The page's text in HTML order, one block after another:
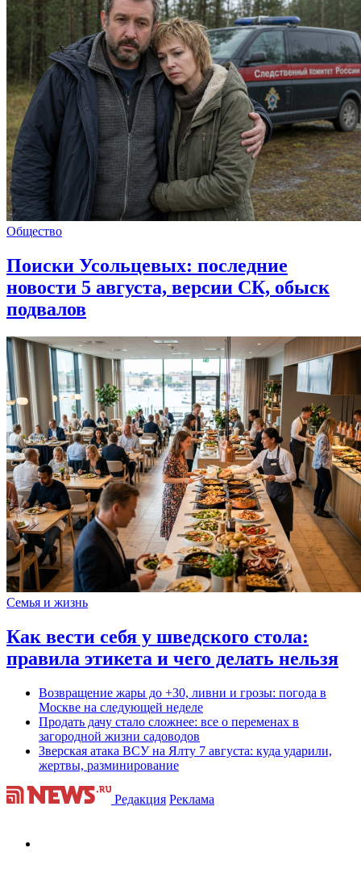
Общество
Поиски Усольцевых: последние
новости 5 августа, версии СК, обыск
подвалов
Семья и жизнь
Как вести себя у шведского стола:
правила этикета и чего делать нельзя
Возвращение жары до +30, ливни и грозы: погода в
Москве на следующей неделе
Продать дачу стало сложнее: все о переменах в
загородной жизни садоводов
Зверская атака ВСУ на Ялту 7 августа: куда ударили,
жертвы, разминирование
Редакция Реклама